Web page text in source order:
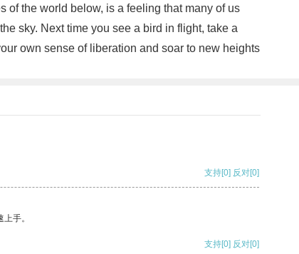
of the world below, is a feeling that many of us
sky. Next time you see a bird in flight, take a
own sense of liberation and soar to new heights
支持[0] 反对[0]
手。
支持[0] 反对[0]